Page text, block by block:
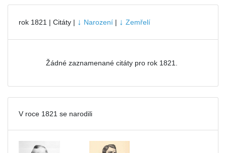
rok 1821 | Citáty | ↓ Narození | ↓ Zemřelí
Žádné zaznamenané citáty pro rok 1821.
V roce 1821 se narodili